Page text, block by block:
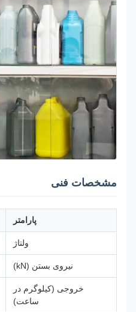
مشخصات فنی
پارامتر
نیروی بستن (kN)
خروجی (کیلوگرم در
ساعت)